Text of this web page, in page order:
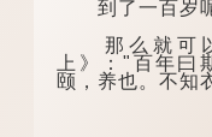
到了一百岁
那么就可以
上》："百年曰
颐，养也。不知